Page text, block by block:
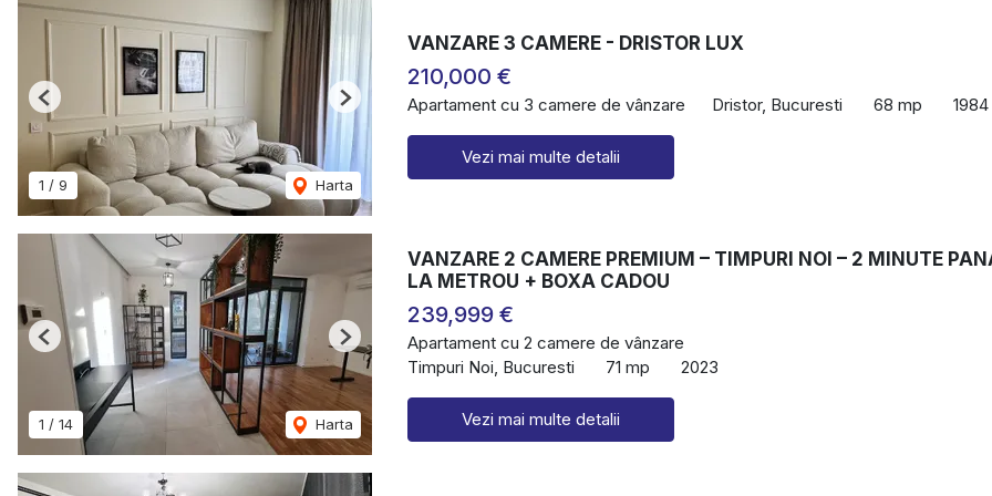
1 / 9 Harta
Previous Next
VANZARE 3 CAMERE - DRISTOR LUX
210,000 €
Apartament cu 3 camere de vânzare Dristor, Bucuresti 68 mp 1984
Vezi mai multe detalii
1 / 14 Harta
Previous Next
VANZARE 2 CAMERE PREMIUM – TIMPURI NOI – 2 MINUTE
LA METROU + BOXA CADOU
239,999 €
Apartament cu 2 camere de vânzare
Timpuri Noi, Bucuresti
71 mp 2023
Vezi mai multe detalii